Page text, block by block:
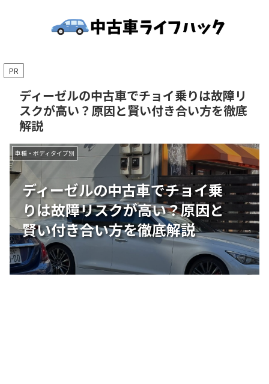
PR
ディーゼルの中古車でチョイ乗りは故障リ
スクが高い？原因と賢い付き合い方を徹底
解説
ディーゼルの中古車でチョイ乗
りは故障リスクが高い？原因と
賢い付き合い方を徹底解説
車種・ボディタイプ別